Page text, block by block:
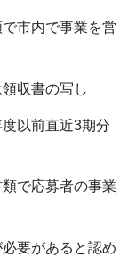
市内で事業を営
収書の写し
以前直近3期分
で応募者の事業
要があると認め